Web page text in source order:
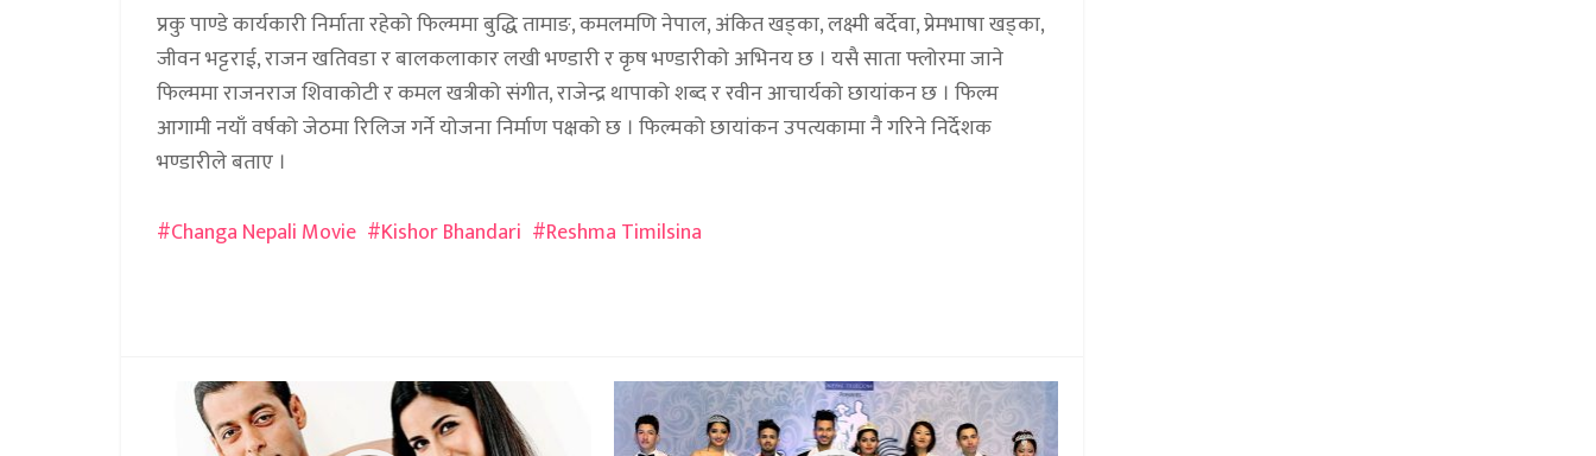
प्रकु पाण्डे कार्यकारी निर्माता रहेको फिल्ममा बुद्धि तामाङ, कमलमणि नेपाल, अंकित खड्का, लक्ष्मी बर्देवा, प्रेमभाषा खड्का,
जीवन भट्टराई, राजन खतिवडा र बालकलाकार लखी भण्डारी र कृष भण्डारीको अभिनय छ । यसै साता फ्लोरमा जाने
फिल्ममा राजनराज शिवाकोटी र कमल खत्रीको संगीत, राजेन्द्र थापाको शब्द र रवीन आचार्यको छायांकन छ । फिल्म
आगामी नयाँ वर्षको जेठमा रिलिज गर्ने योजना निर्माण पक्षको छ । फिल्मको छायांकन उपत्यकामा नै गरिने निर्देशक
भण्डारीले बताए ।
Changa Nepali Movie
Kishor Bhandari Reshma Timilsina